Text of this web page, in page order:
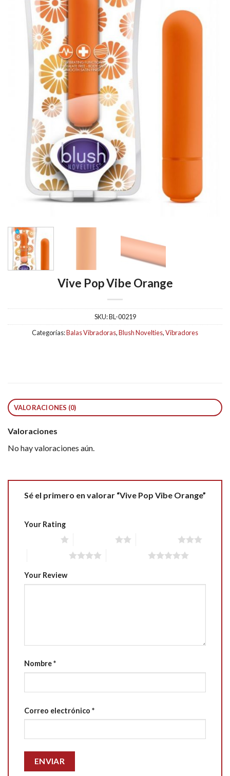
Vive Pop Vibe Orange
SKU:BL-00219
Categorías:Balas Vibradoras,Blush Novelties,Vibradores
VALORACIONES (0)
Valoraciones
No hay valoraciones aún.
Sé el primero en valorar “Vive Pop Vibe Orange”
Your Rating
Your Review
Nombre*
Correo electrónico *